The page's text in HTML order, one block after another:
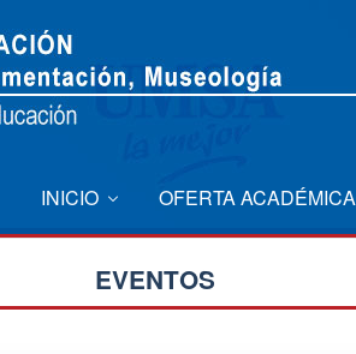
INICIO OFERTA ACADÉMICA
EVENTOS